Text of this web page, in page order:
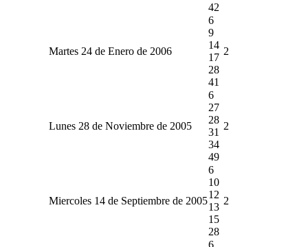
42
Martes 24 de Enero de 2006
6
9
14
17
28
41
2
Lunes 28 de Noviembre de 2005
6
27
28
31
34
49
2
Miercoles 14 de Septiembre de 2005
6
10
12
13
15
28
2
6